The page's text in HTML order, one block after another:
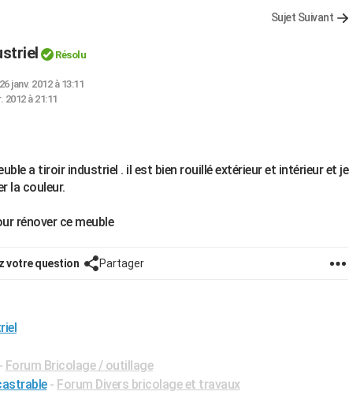
Sujet Suivant
Résolu
janv. 2012 à 13:11
2012 à 21:11
a tiroir industriel . il est bien rouillé extérieur et intérieur et je
la couleur.
rénover ce meuble
votre question Partager
- Forum Bricolage / outillage
- Forum Divers bricolage et travaux